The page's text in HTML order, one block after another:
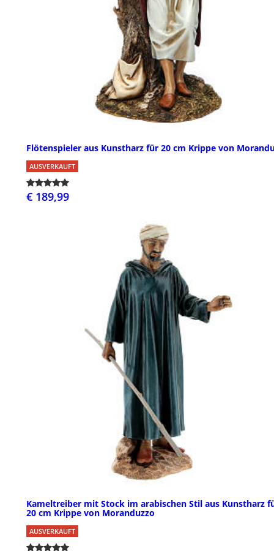
Flötenspieler aus Kunstharz für 20 cm Krippe von
AUSVERKAUFT
€ 189,99
Kameltreiber mit Stock im arabischen Stil aus Kunstharz
20 cm Krippe von Moranduzzo
AUSVERKAUFT